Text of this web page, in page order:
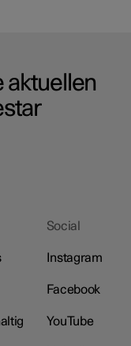
aktuellen
Social
Instagram
Facebook
YouTube